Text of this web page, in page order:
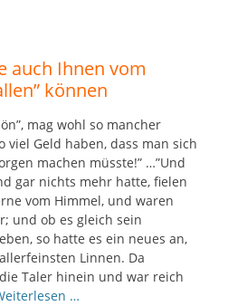
auch Ihnen vom
können
mag wohl so mancher
viel Geld haben, dass man sich
machen müsste!” …”Und
gar nichts mehr hatte, fielen
vom Himmel, und waren
und ob es gleich sein
so hatte es ein neues an,
Linnen. Da
Taler hinein und war reich
…